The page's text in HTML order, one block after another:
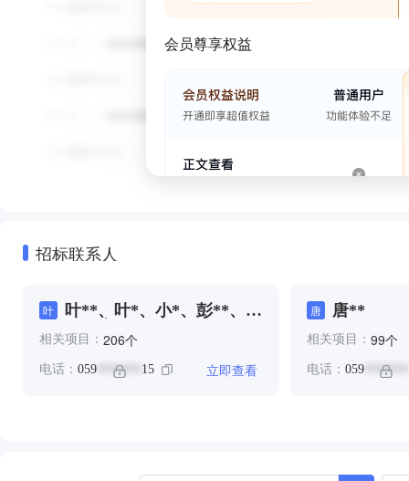
会员尊享权益
招标联系人
叶
叶**、叶*、小*、彭**、晏
相关项目： 206个
电话： 059 ******* 15 立即查看
唐 唐**
相关项目： 99个
电话： 059*******